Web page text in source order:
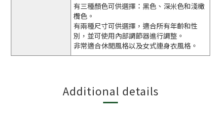
有三種顏色可供選擇：黑色、深米色和淺橄
欖色。
有兩種尺寸可供選擇，適合所有年齡和性
別，並可使用內部調節器進行調整。
非常適合休閒風格以及女式連身衣風格。
Additional details